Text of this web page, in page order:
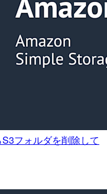
フォルダを削除して